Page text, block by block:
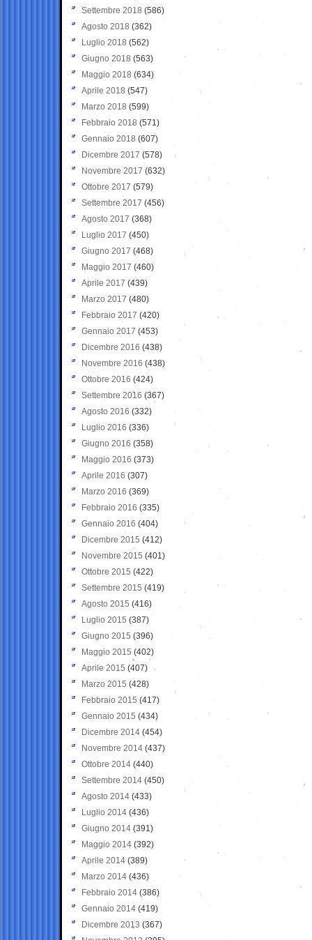
Settembre 2018 (586)
Agosto 2018 (362)
Luglio 2018 (562)
Giugno 2018 (563)
Maggio 2018 (634)
Aprile 2018 (547)
Marzo 2018 (599)
Febbraio 2018 (571)
Gennaio 2018 (607)
Dicembre 2017 (578)
Novembre 2017 (632)
Ottobre 2017 (579)
Settembre 2017 (456)
Agosto 2017 (368)
Luglio 2017 (450)
Giugno 2017 (468)
Maggio 2017 (460)
Aprile 2017 (439)
Marzo 2017 (480)
Febbraio 2017 (420)
Gennaio 2017 (453)
Dicembre 2016 (438)
Novembre 2016 (438)
Ottobre 2016 (424)
Settembre 2016 (367)
Agosto 2016 (332)
Luglio 2016 (336)
Giugno 2016 (358)
Maggio 2016 (373)
Aprile 2016 (307)
Marzo 2016 (369)
Febbraio 2016 (335)
Gennaio 2016 (404)
Dicembre 2015 (412)
Novembre 2015 (401)
Ottobre 2015 (422)
Settembre 2015 (419)
Agosto 2015 (416)
Luglio 2015 (387)
Giugno 2015 (396)
Maggio 2015 (402)
Aprile 2015 (407)
Marzo 2015 (428)
Febbraio 2015 (417)
Gennaio 2015 (434)
Dicembre 2014 (454)
Novembre 2014 (437)
Ottobre 2014 (440)
Settembre 2014 (450)
Agosto 2014 (433)
Luglio 2014 (436)
Giugno 2014 (391)
Maggio 2014 (392)
Aprile 2014 (389)
Marzo 2014 (436)
Febbraio 2014 (386)
Gennaio 2014 (419)
Dicembre 2013 (367)